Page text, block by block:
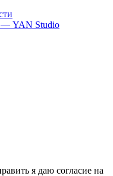
— YAN Studio
я даю согласие на